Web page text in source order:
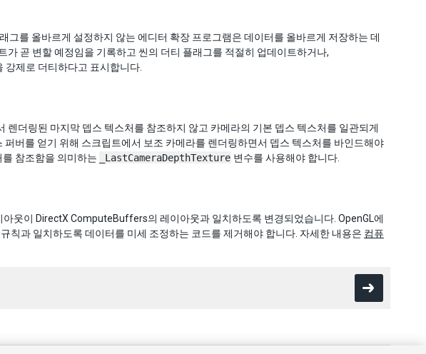
그를 올바르게 설정하지 않는 에디터 확장 프로그램은 데이터를 올바르게 저장하는 데
곧 변할 예정임을 기록하고 씬의 더티 플래그를 적절히 업데이트하거나,
제로 더티하다고 표시합니다.
렌더링된 마지막 뎁스 텍스처를 참조하지 않고 카메라의 기본 뎁스 텍스처를 일관되게
버를 얻기 위해 스크립트에서 보조 카메라를 렌더링하면서 뎁스 텍스처를 바인드해야
참조함을 의미하는
_LastCameraDepthTexture 변수를 사용해야 합니다.
웃이 DirectX ComputeBuffers의 레이아웃과 일치하도록 변경되었습니다. OpenGL에
칙과 일치하도록 데이터를 미세 조정하는 코드를 제거해야 합니다. 자세한 내용은 컴퓨